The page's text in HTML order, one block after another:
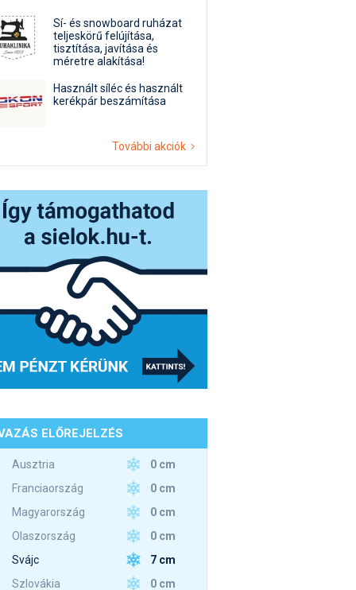
Sí- és snowboard ruházat
teljeskörű felújítása,
tisztítása, javítása és
méretre alakítása!
Használt síléc és használt
kerékpár beszámítása
További akciók
ELŐREJELZÉS
Ausztria
0 cm
Franciaország
0 cm
Magyarország
0 cm
Olaszország
0 cm
Svájc
7 cm
Szlovákia
0 cm